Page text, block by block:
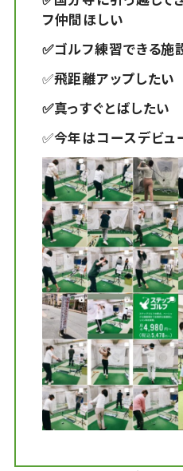
フ仲間ほしい
✅ゴルフ練習できる施
✅飛距離アップしたい
✅真っすぐとばしたい
✅今年はコースデビュ